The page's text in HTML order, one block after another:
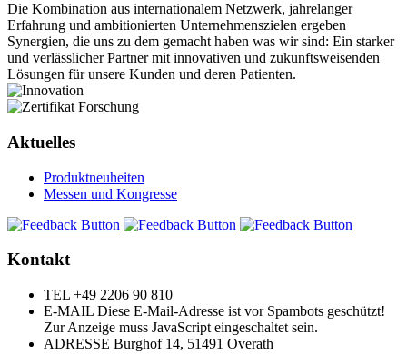
Die Kombination aus internationalem Netzwerk, jahrelanger
Erfahrung und ambitionierten Unternehmenszielen ergeben
Synergien, die uns zu dem gemacht haben was wir sind: Ein starker
und verlässlicher Partner mit innovativen und zukunftsweisenden
Lösungen für unsere Kunden und deren Patienten.
Aktuelles
Produktneuheiten
Messen und Kongresse
Kontakt
TEL +49 2206 90 810
E-MAIL Diese E-Mail-Adresse ist vor Spambots geschützt!
Zur Anzeige muss JavaScript eingeschaltet sein.
ADRESSE Burghof 14, 51491 Overath